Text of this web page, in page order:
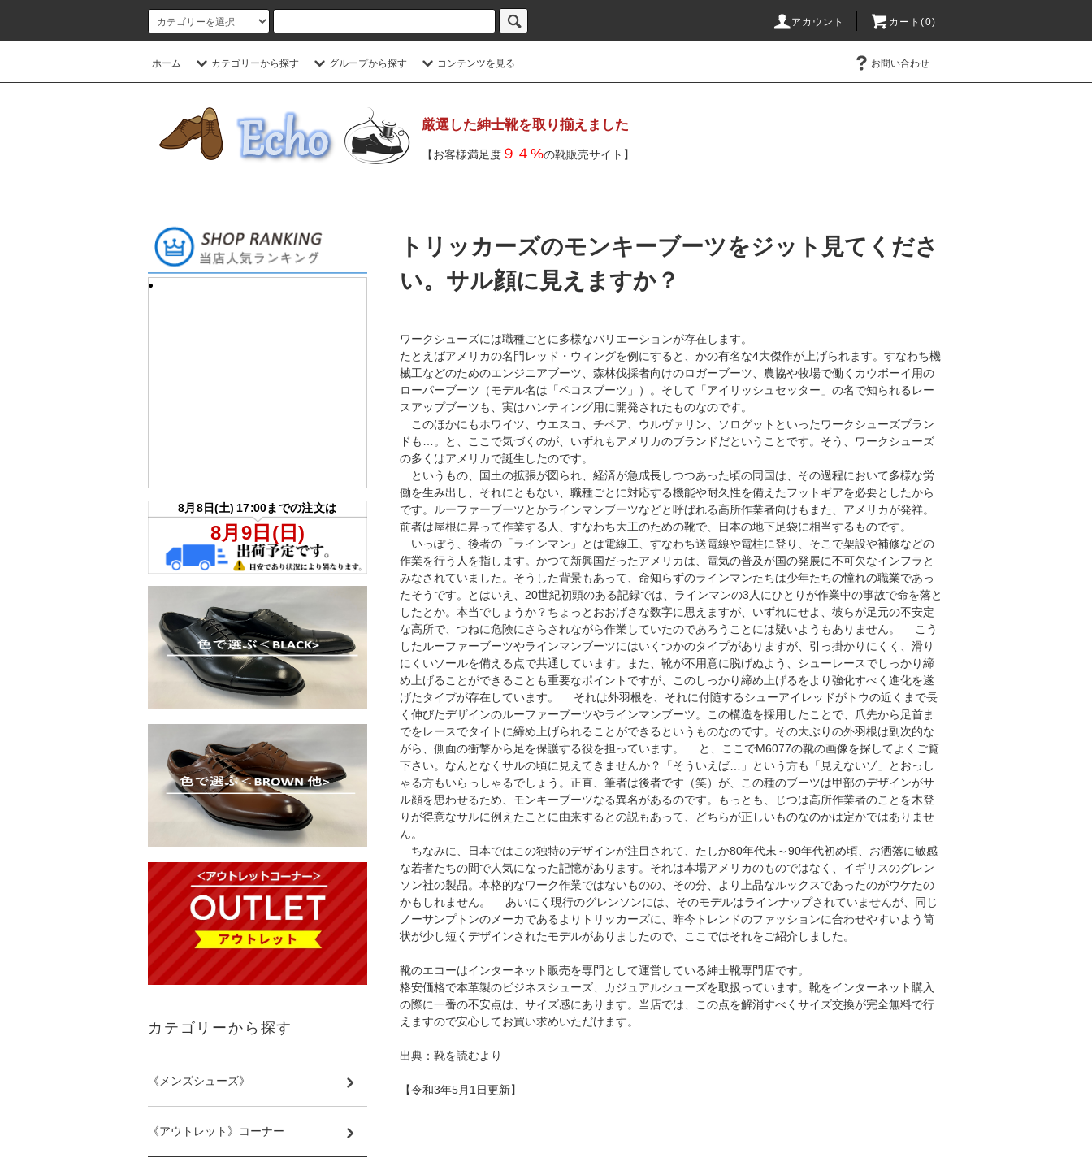
アカウント カート(0)
ホーム カテゴリーから探す グループから探す コンテンツを見る お問い合わせ
厳選した紳士靴を取り揃えました
【お客様満足度 ９４%の靴販売サイト】
トリッカーズのモンキーブーツをジット見てくださ
い。サル顔に見えますか？
ワークシューズには職種ごとに多様なバリエーションが存在します。
たとえばアメリカの名門レッド・ウィングを例にすると、かの有名な4大傑作が上げられます。すなわち機
械工などのためのエンジニアブーツ、森林伐採者向けのロガーブーツ、農協や牧場で働くカウボーイ用の
ローパーブーツ（モデル名は「ペコスブーツ」）。そして「アイリッシュセッター」の名で知られるレー
スアップブーツも、実はハンティング用に開発されたものなのです。
このほかにもホワイツ、ウエスコ、チペア、ウルヴァリン、ソログットといったワークシューズブラン
ドも…。と、ここで気づくのが、いずれもアメリカのブランドだということです。そう、ワークシューズ
の多くはアメリカで誕生したのです。
というもの、国土の拡張が図られ、経済が急成長しつつあった頃の同国は、その過程において多様な労
働を生み出し、それにともない、職種ごとに対応する機能や耐久性を備えたフットギアを必要としたから
です。ルーファーブーツとかラインマンブーツなどと呼ばれる高所作業者向けもまた、アメリカが発祥。
前者は屋根に昇って作業する人、すなわち大工のための靴で、日本の地下足袋に相当するものです。
いっぽう、後者の「ラインマン」とは電線工、すなわち送電線や電柱に登り、そこで架設や補修などの
作業を行う人を指します。かつて新興国だったアメリカは、電気の普及が国の発展に不可欠なインフラと
みなされていました。そうした背景もあって、命知らずのラインマンたちは少年たちの憧れの職業であっ
たそうです。とはいえ、20世紀初頭のある記録では、ラインマンの3人にひとりが作業中の事故で命を落と
したとか。本当でしょうか？ちょっとおおげさな数字に思えますが、いずれにせよ、彼らが足元の不安定
な高所で、つねに危険にさらされながら作業していたのであろうことには疑いようもありません。 こう
したルーファーブーツやラインマンブーツにはいくつかのタイプがありますが、引っ掛かりにくく、滑り
にくいソールを備える点で共通しています。また、靴が不用意に脱げぬよう、シューレースでしっかり締
め上げることができることも重要なポイントですが、このしっかり締め上げるをより強化すべく進化を遂
げたタイプが存在しています。 それは外羽根を、それに付随するシューアイレッドがトウの近くまで長
く伸びたデザインのルーファーブーツやラインマンブーツ。この構造を採用したことで、爪先から足首ま
でをレースでタイトに締め上げられることができるというものなのです。その大ぶりの外羽根は副次的な
がら、側面の衝撃から足を保護する役を担っています。 と、ここでM6077の靴の画像を探してよくご覧
下さい。なんとなくサルの頃に見えてきませんか？「そういえば…」という方も「見えないゾ」とおっし
ゃる方もいらっしゃるでしょう。正直、筆者は後者です（笑）が、この種のブーツは甲部のデザインがサ
ル顔を思わせるため、モンキーブーツなる異名があるのです。もっとも、じつは高所作業者のことを木登
りが得意なサルに例えたことに由来するとの説もあって、どちらが正しいものなのかは定かではありませ
ん。
ちなみに、日本ではこの独特のデザインが注目されて、たしか80年代末～90年代初め頃、お洒落に敏感
な若者たちの間で人気になった記憶があります。それは本場アメリカのものではなく、イギリスのグレン
ソン社の製品。本格的なワーク作業ではないものの、その分、より上品なルックスであったのがウケたの
かもしれません。 あいにく現行のグレンソンには、そのモデルはラインナップされていませんが、同じ
ノーサンプトンのメーカであるよりトリッカーズに、昨今トレンドのファッションに合わせやすいよう筒
状が少し短くデザインされたモデルがありましたので、ここではそれをご紹介しました。
靴のエコーはインターネット販売を専門として運営している紳士靴専門店です。
格安価格で本革製のビジネスシューズ、カジュアルシューズを取扱っています。靴をインターネット購入
の際に一番の不安点は、サイズ感にあります。当店では、この点を解消すべくサイズ交換が完全無料で行
えますので安心してお買い求めいただけます。
出典：靴を読むより
【令和3年5月1日更新】
カテゴリーから探す
《メンズシューズ》
《アウトレット》コーナー